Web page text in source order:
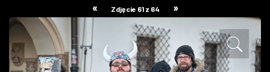
ZDJĘCIA
W RZESZOWIE
« Zdjęcie 61 z 64 »